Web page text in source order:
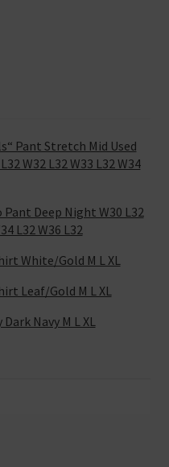
Pant Stretch Mid Used
W32 L32 W33 L32 W34
Deep Night W30 L32
L32 W36 L32
White/Gold M L XL
Leaf/Gold M L XL
Navy M L XL